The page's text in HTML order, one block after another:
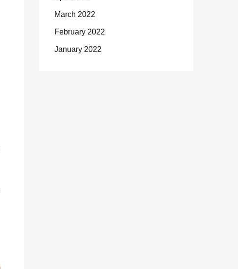
March 2022
February 2022
January 2022